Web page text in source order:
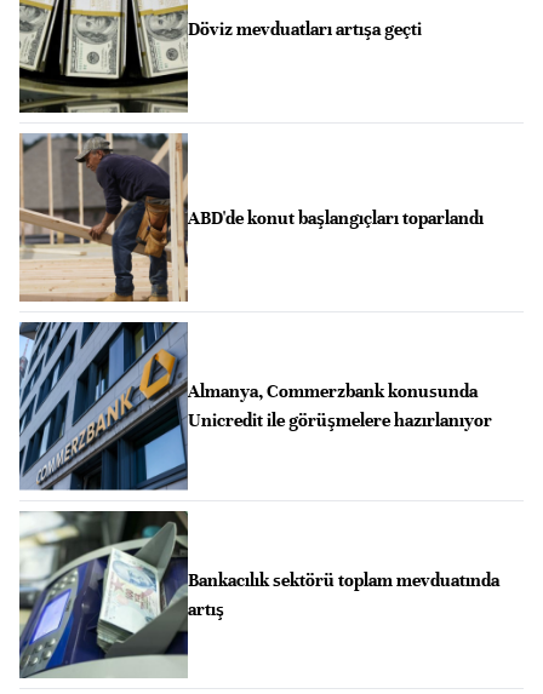
Döviz mevduatları artışa geçti
ABD'de konut başlangıçları toparlandı
Almanya, Commerzbank konusunda
Unicredit ile görüşmelere hazırlanıyor
Bankacılık sektörü toplam mevduatında
artış